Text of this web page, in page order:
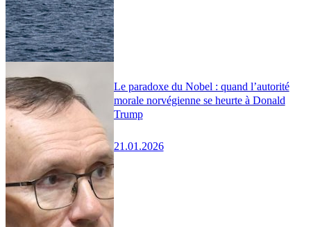
Le paradoxe du Nobel : quand l’autorité
morale norvégienne se heurte à Donald
Trump
21.01.2026